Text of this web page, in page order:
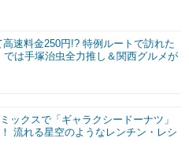
速料金250円!? 特例ルートで訪れた
では手塚治虫全力推し＆関西グルメが
ックスで「ギャラクシードーナツ」
流れる星空のようなレンチン・レシ